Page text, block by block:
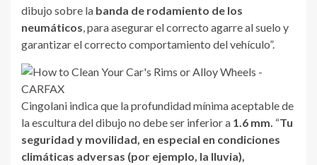
dibujo sobre la banda de rodamiento de los
neumáticos , para asegurar el correcto agarre al suelo y
garantizar el correcto comportamiento del vehículo”.
Cingolani indica que la profundidad mínima aceptable de
la escultura del dibujo no debe ser inferior a 1.6 mm. “Tu
seguridad y movilidad, en especial en condiciones
climáticas adversas (por ejemplo, la lluvia),